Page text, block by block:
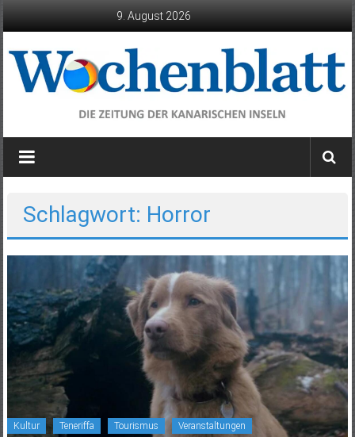
9. August 2026
Wochenblatt
die
Kanarischen
Inseln
Schlagwort: Horror
Kultur Teneriffa Tourismus Veranstaltungen